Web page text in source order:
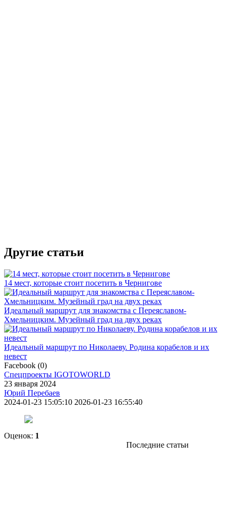
Другие статьи
14 мест, которые стоит посетить в Чернигове
Идеальный маршрут для знакомства с Переяславом-
Хмельницким. Музейный град на двух реках
Идеальный маршрут по Николаеву. Родина корабелов и их
невест
Facebook (0)
Спецпроекты IGOTOWORLD
23 января 2024
Юрий Перебаев
2024-01-23 15:05:10 2026-01-23 16:55:40
Оценок: 1
Последние статьи